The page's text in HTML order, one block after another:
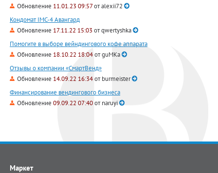
Обновление 11.01.23 09:57отalexii72
Кондомат IMC-4 Авангард
Обновление 17.11.22 15:03 отqwertyshka
Помогите в выборе вейндингового кофе аппарата
Обновление 18.10.22 18:04отguMKa
Отзывы о компании «СмартВенд»
Обновление 14.09.22 16:34отburmeister
Финансирование вендингового бизнеса
Обновление 09.09.22 07:40отnaruyi
Маркет